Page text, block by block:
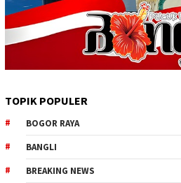
TOPIK POPULER
BOGOR RAYA
BANGLI
BREAKING NEWS